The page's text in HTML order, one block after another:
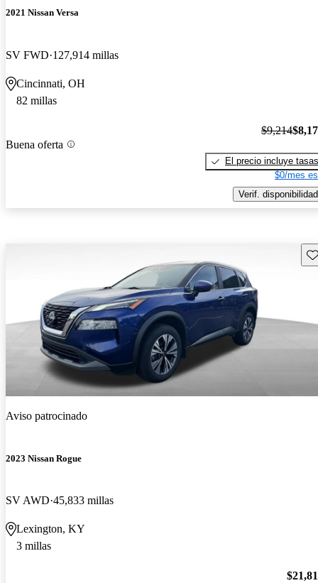
2021 Nissan Versa
SV FWD 127,914 millas
Cincinnati, OH
82 millas
Buena oferta
$9,214
El precio incluye tasas
$0/mes
Verif. disponibilidad
Aviso patrocinado
2023 Nissan Rogue
SV AWD 45,833 millas
Lexington, KY
3 millas